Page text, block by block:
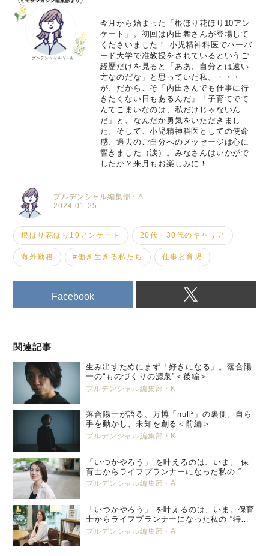
今月から始まった「根ほり花ほり10アン
ケート」。初回は内田舞さんが登場して
くださいました！ 小児精神科医でハーバ
ード大学で准教授をされているというご
経歴だけを見ると「ああ、自分とは遠い
方なのだな」と思っていた私。・・・
が、だからこそ「内田さんでも仕事に行
きたくない日もあるんだ」「子育てでて
んてこまいなのは、私だけじゃないん
だ」と、なんだか勇気をいただきまし
た。そして、小児精神科医としての使命
感、過去のご自分へのメッセージは心に
響きました（涙）。みなさんはいかがで
したか？来月もお楽しみに！
2024-01-25
プルデンシャル編集部・A
根ほり花ほり10アンケート 20代・30代のキャリア
海外勤務 #働き生きる私たち 仕事と育児
Facebook
関連記事
生み出すためにまず「好きになる」。落合陽
一の“ものづくりの源泉”＜後編＞
プルデンシャル編集部・K
落合陽一が語る、万博「null²」の裏側。自ら
手を動かし、未知を創る＜前編＞
プルデンシャル編集部・K
「いつかやろう」 を叶えるのは、いま。 保
育士からライフプランナーになった私の “特
別養子縁組” という選択。 プルデンシャル
プルデンシャル編集部・A
「いつかやろう」 を叶えるのは、いま。保育
士からライフプランナーになった私の “特別
養子縁組” という選択。 プルデンシャル生
プルデンシャル編集部・A